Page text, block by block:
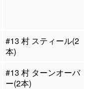
#13 村 スティール(2
本)
#13 村 ターンオーバ
ー(2本)